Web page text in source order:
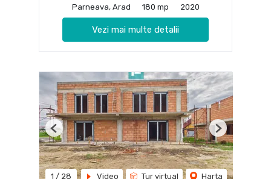
Parneava, Arad
180 mp 2020
Vezi mai multe detalii
1 / 28 Video Tur virtual Harta
Previous Next